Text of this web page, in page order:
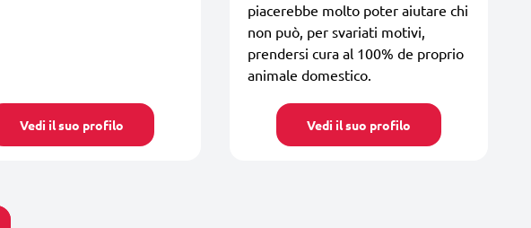
Vedi il suo profilo
piacerebbe molto poter aiutare chi
non può, per svariati motivi,
prendersi cura al 100% de proprio
animale domestico.
Vedi il suo profilo